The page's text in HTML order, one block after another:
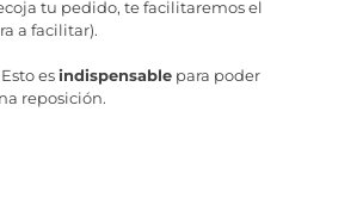
tu pedido, te facilitaremos el
a facilitar).
Esto esindispensablepara poder
reposición.